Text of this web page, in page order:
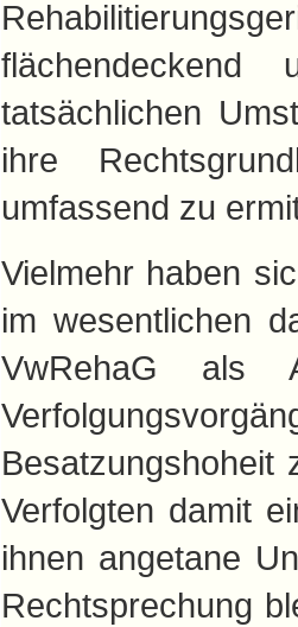
flächendeckend
tatsächlichen
ihre
umfassend zu
Vielmehr haben
im wesentlichen
VwRehaG als
Besatzungshoheit
Verfolgten damit
ihnen angetane
Rechtsprechung